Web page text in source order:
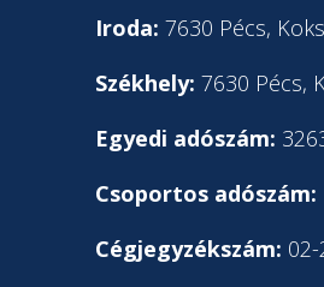
Iroda: 7630 Pécs,
Székhely: 7630 Pécs,
Egyedi adószám:
Csoportos adószám:
Cégjegyzékszám: